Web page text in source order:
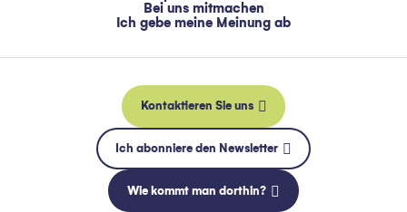
Bei uns mitmachen
Ich gebe meine Meinung ab
Kontaktieren Sie uns
Ich abonniere den Newsletter
Wie kommt man dorthin?